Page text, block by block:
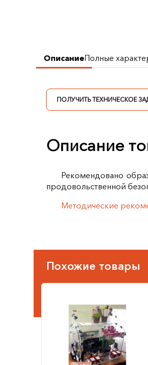
ОписаниеПолные
ПОЛУЧИТЬ ТЕХНИЧЕСКОЕ
Описание
Рекомендовано
продовольственной
Методические
Похожие товары